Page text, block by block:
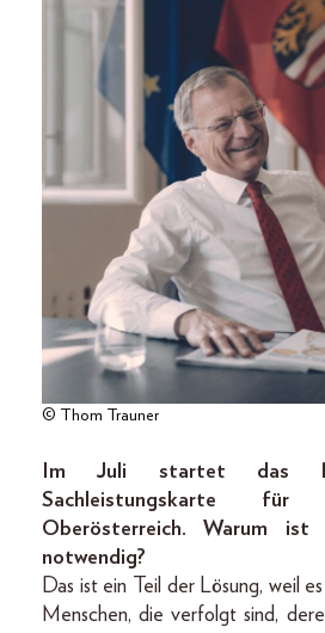
© Thom Trauner
Im Juli startet das
Sachleistungskarte für
Oberösterreich. Warum ist
notwendig?
Das ist ein Teil der Lösung, weil
Menschen, die verfolgt sind,